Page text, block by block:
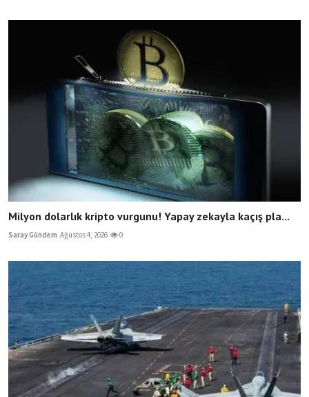
Milyon dolarlık kripto vurgunu! Yapay zekayla kaçış pla...
Saray Gündem Ağustos 4, 2026 0